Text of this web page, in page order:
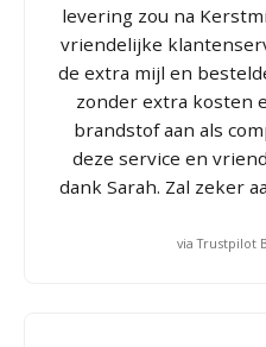
levering zou na
vriendelijke
de extra mijl en
zonder extra kosten
brandstof aan als
deze service en
dank Sarah. Zal zeker
via Trustpilot